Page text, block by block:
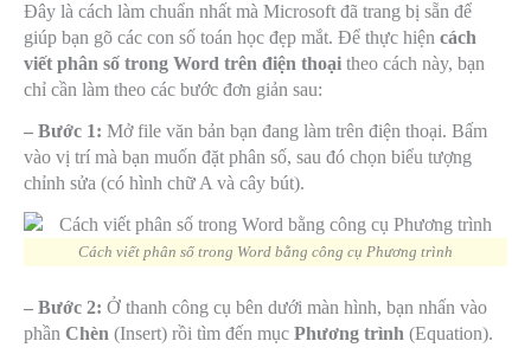
Đây là cách làm chuẩn nhất mà Microsoft đã trang bị sẵn để
giúp bạn gõ các con số toán học đẹp mắt. Để thực hiện cách
viết phân số trong Word trên điện thoại theo cách này, bạn
chỉ cần làm theo các bước đơn giản sau:
– Bước 1: Mở file văn bản bạn đang làm trên điện thoại. Bấm
vào vị trí mà bạn muốn đặt phân số, sau đó chọn biểu tượng
chỉnh sửa (có hình chữ A và cây bút).
Cách viết phân số trong Word bằng công cụ Phương trình
– Bước 2: Ở thanh công cụ bên dưới màn hình, bạn nhấn vào
phần Chèn (Insert) rồi tìm đến mục Phương trình (Equation).